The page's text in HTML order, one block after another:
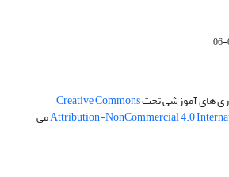
های آموزشی تحتCreative Commons
Attribution-NonCommercial 4.0می